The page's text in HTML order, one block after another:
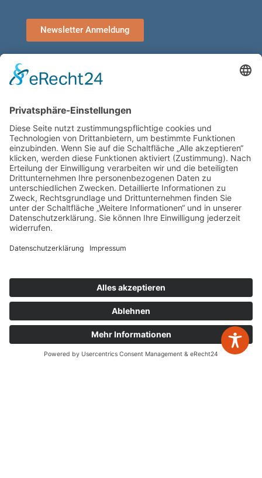
zurück zur Übersicht
Newsletter Anmeldung
Leistungen
Jahresabschlüsse
Digitalisierung
Steuererklärungen
Gestaltende Steuerberatung
Buchhaltung
Schenken & Erben
Nachfolgeberatung
Tankstellenberatung
Unternehmensberatung
Rechtsberatung
Wirtschaftsprüfung